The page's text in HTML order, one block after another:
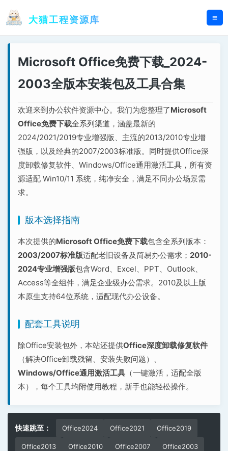
大猫工程资源库
Microsoft Office免费下载_2024-
2003全版本安装包及工具合集
欢迎来到办公软件资源中心。我们为您整理了Microsoft
Office免费下载全系列渠道，涵盖最新的
2024/2021/2019专业增强版、主流的2013/2010专业增
强版，以及经典的2007/2003标准版。同时提供Office深
度卸载修复软件、Windows/Office通用激活工具，所有资
源适配 Win10/11 系统，纯净安全，满足不同办公场景需
求。
版本选择指南
本次提供的Microsoft Office免费下载包含全系列版本：
2003/2007标准版适配老旧设备及简易办公需求； 2010-
2024专业增强版包含Word、Excel、PPT、Outlook、
Access等全组件，满足企业级办公需求。2010及以上版
本原生支持64位系统，适配现代办公设备。
配套工具说明
除Office安装包外，本站还提供Office深度卸载修复软件
（解决Office卸载残留、安装失败问题）、
Windows/Office通用激活工具 （一键激活，适配全版
本），每个工具均附使用教程，新手也能轻松操作。
快速跳至： Office2024 Office2021 Office2019
Office2013 Office2010 Office2007 Office2003